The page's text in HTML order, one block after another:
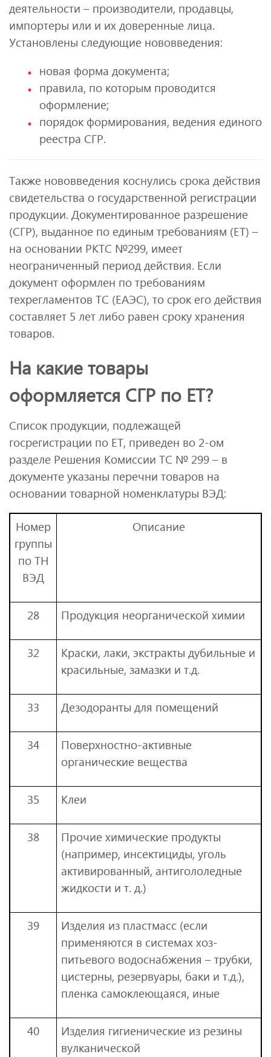
деятельности – производители, продавцы,
импортеры или и их доверенные лица.
Установлены следующие нововведения:
новая форма документа;
правила, по которым проводится
оформление;
порядок формирования, ведения единого
реестра СГР.
Также нововведения коснулись срока действия
свидетельства о государственной регистрации
продукции. Документированное разрешение
(СГР), выданное по единым требованиям (ЕТ) –
на основании РКТС №299, имеет
неограниченный период действия. Если
документ оформлен по требованиям
техрегламентов ТС (ЕАЭС), то срок его действия
составляет 5 лет либо равен сроку хранения
товаров.
На какие товары
оформляется СГР по ЕТ?
Список продукции, подлежащей
госрегистрации по ЕТ, приведен во 2-ом
разделе Решения Комиссии ТС № 299 – в
документе указаны перечни товаров на
основании товарной номенклатуры ВЭД:
Номер
группы
по ТН
ВЭД
Описание
28 Продукция неорганической химии
32
Краски, лаки, экстракты дубильные и
красильные, замазки и т.д.
33 Дезодоранты для помещений
34
Поверхностно-активные
органические вещества
35 Клеи
38
Прочие химические продукты
(например, инсектициды, уголь
активированный, антигололедные
жидкости и т. д.)
39
Изделия из пластмасс (если
применяются в системах хоз-
питьевого водоснабжения – трубки,
цистерны, резервуары, баки и т.д.),
пленка самоклеющаяся, иные
40
Изделия гигиенические из резины
вулканической